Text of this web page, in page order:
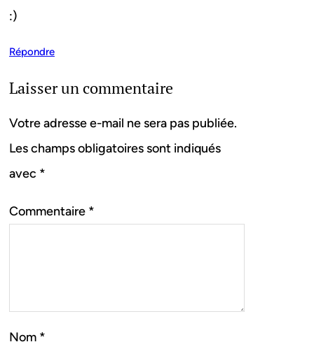
:)
Répondre
Laisser un commentaire
Votre adresse e-mail ne sera pas publiée.
Les champs obligatoires sont indiqués
avec *
Commentaire *
Nom *